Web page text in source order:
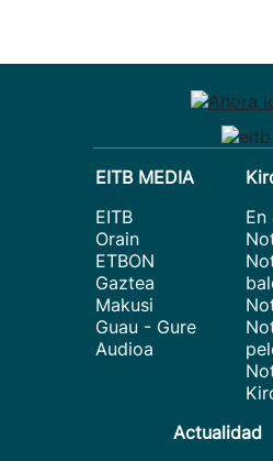
EITB MEDIA
EITB
Orain
ETBON
Gaztea
Makusi
Guau - Gure
Audioa
Actualidad